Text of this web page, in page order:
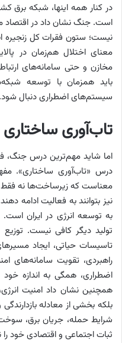
در کنار همه اینها، شبکه برق
است. جنگ نشان داد در
نیست؛ ستون فقرات کل زنجیره
معنای اختلال هم‌زمان در
مخازن و حتی سامانه‌های
باید همزمان با توسعه
سیستم‌های اضطراری دنبال شود.
تاب‌آوری ساختاری
اما شاید مهم‌ترین درس جنگ،
درس «تاب‌آوری ساختاری».
معناست که زیرساخت‌ها نه فقط
نیز بتوانند به فعالیت ادامه
به توسعه انرژی در ایران
تولید دیگر کافی نیست.
تاسیسات حیاتی، ایجاد
راهبردی، تقویت سامانه‌های
اضطراری، همگی به اندازه
همچنین نشان داد امنیت
بلکه بخشی از معادله
شرایط حمله، جریان برق،
ثبات اجتماعی و اقتصادی خود